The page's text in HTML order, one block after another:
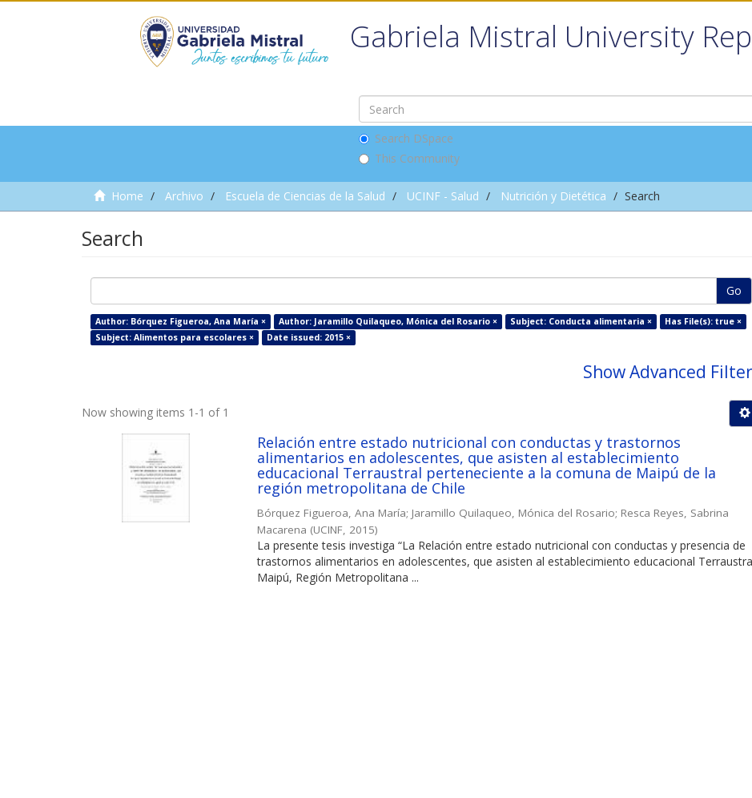
Gabriela Mistral University
Search DSpace
This Community
Home Archivo Escuela de Ciencias de la Salud UCINF - Salud Nutrición y Dietética Search
Search
Go
Author: Bórquez Figueroa, Ana María × Author: Jaramillo Quilaqueo, Mónica del Rosario × Subject: Conducta alimentaria ×
Has File(s): true ×
Subject: Alimentos para escolares ×
Date issued: 2015 ×
Show Advanced
Now showing items 1-1 of 1
Relación entre estado nutricional con conductas y trastornos
alimentarios en adolescentes, que asisten al establecimiento
educacional Terraustral perteneciente a la comuna de Maipú de la
región metropolitana de Chile
Bórquez Figueroa, Ana María; Jaramillo Quilaqueo, Mónica del Rosario; Resca Reyes, Sabrina
Macarena (UCINF 2015)
La presente tesis investiga “La Relación entre estado nutricional con conductas y presencia de
trastornos alimentarios en adolescentes, que asisten al establecimiento educacional
Maipú, Región Metropolitana ...